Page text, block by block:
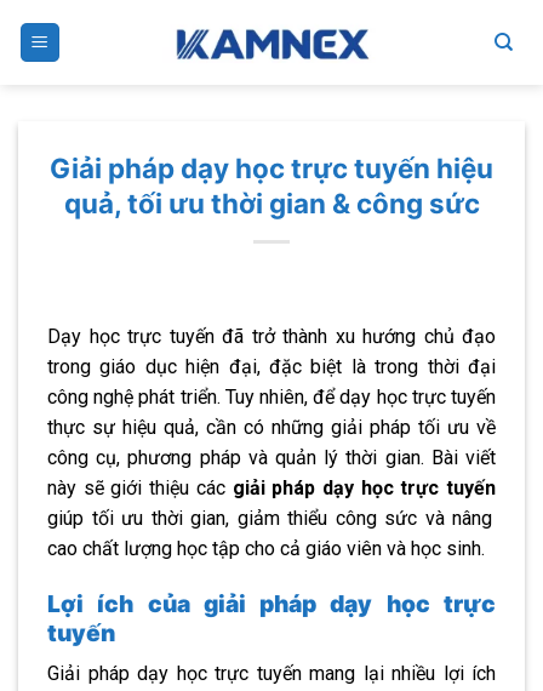
Giải pháp dạy học trực tuyến hiệu
quả, tối ưu thời gian & công sức
Dạy học trực tuyến đã trở thành xu hướng chủ đạo
trong giáo dục hiện đại, đặc biệt là trong thời đại
công nghệ phát triển. Tuy nhiên, để dạy học trực tuyến
thực sự hiệu quả, cần có những giải pháp tối ưu về
công cụ, phương pháp và quản lý thời gian. Bài viết
này sẽ giới thiệu các giải pháp dạy học trực tuyến
giúp tối ưu thời gian, giảm thiểu công sức và nâng
cao chất lượng học tập cho cả giáo viên và học sinh.
Lợi ích của giải pháp dạy học trực
tuyến
Giải pháp dạy học trực tuyến mang lại nhiều lợi ích